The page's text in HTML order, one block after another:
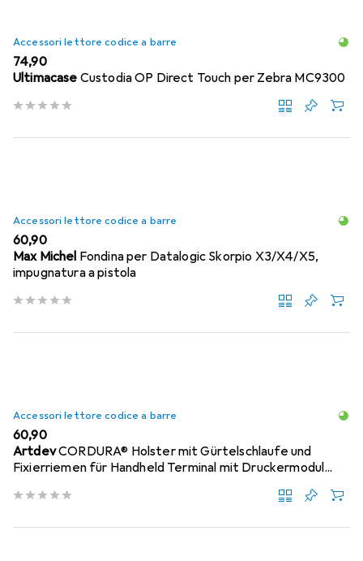
Accessori lettore codice a barre
EUR
74,90
Ultimacase Custodia OP Direct Touch per Zebra MC9300
Accessori lettore codice a barre
EUR
60,90
Max Michel Fondina per Datalogic Skorpio X3/X4/X5,
impugnatura a pistola
Accessori lettore codice a barre
EUR
60,90
ArtdevCORDURA® Holster mit Gürtelschlaufe und
Fixierriemen für Handheld Terminal mit Druckermodul...